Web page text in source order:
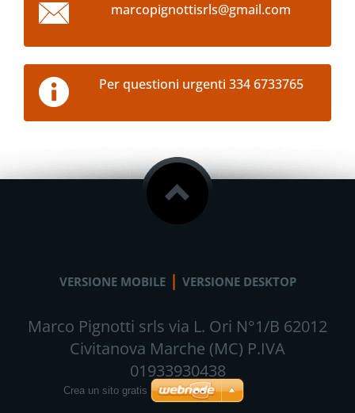
marcopignottisrls@gmail.com
Per questioni urgenti 334 6733765
VERSIONE MOBILE | VERSIONE DESKTOP
Marco Pignotti srls via L. Ori N°1/B 62012
Civitanova Marche (MC) P.IVA
01933930438
Crea un sito gratis